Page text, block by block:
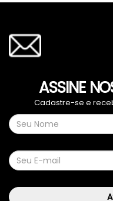
ASSINE
Cadastre-se e